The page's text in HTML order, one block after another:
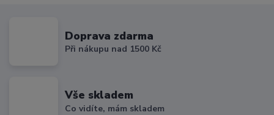
Doprava zdarma
Při nákupu nad 1500 Kč
Vše skladem
Co vidíte, mám skladem